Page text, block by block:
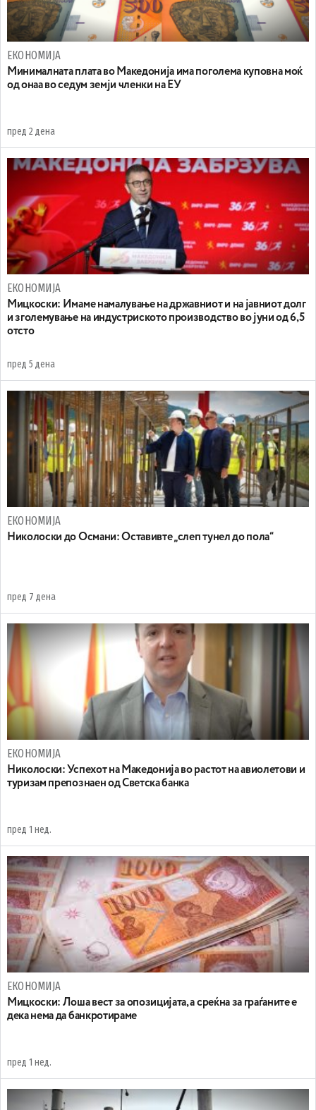
ЕКОНОМИЈА
Минималната плата во Македонија има поголема куповна моќ
од онаа во седум земји членки на ЕУ
пред 2 дена
ЕКОНОМИЈА
Mицкоски: Имаме намалување на државниот и на јавниот долг
и зголемување на индустриското производство во јуни од 6,5
отсто
пред 5 дена
ЕКОНОМИЈА
Николоски до Османи: Oставивте „слеп тунел до пола“
пред 7 дена
ЕКОНОМИЈА
Николоски: Успехот на Македонија во растот на авиолетови и
туризам препознаен од Светска банка
пред 1 нед.
ЕКОНОМИЈА
Мицкоски: Лоша вест за опозицијата, а среќна за граѓаните е
дека нема да банкротираме
пред 1 нед.